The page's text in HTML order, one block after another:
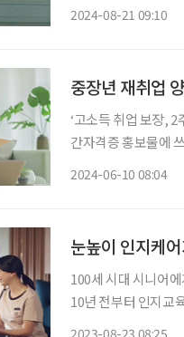
2024-08-21 09:10
중장년 재취업
‘고소득 취업 보장,
간자격증 홍보물에
2024-06-10 08:04
눈높이 인지케
100세 시대 시니어
10년 전부터 인지교